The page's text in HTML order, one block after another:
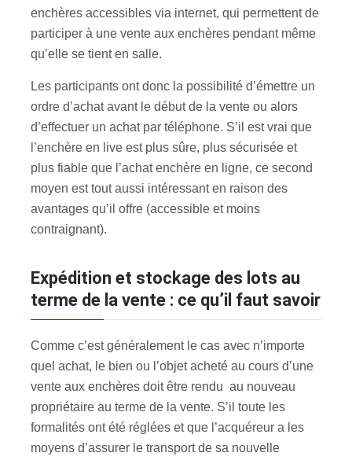
enchères accessibles via internet, qui permettent de
participer à une vente aux enchères pendant même
qu’elle se tient en salle.
Les participants ont donc la possibilité d’émettre un
ordre d’achat avant le début de la vente ou alors
d’effectuer un achat par téléphone. S’il est vrai que
l’enchère en live est plus sûre, plus sécurisée et
plus fiable que l’achat enchère en ligne, ce second
moyen est tout aussi intéressant en raison des
avantages qu’il offre (accessible et moins
contraignant).
Expédition et stockage des lots au
terme de la vente : ce qu’il faut savoir
Comme c’est généralement le cas avec n’importe
quel achat, le bien ou l’objet acheté au cours d’une
vente aux enchères doit être rendu au nouveau
propriétaire au terme de la vente. S’il toute les
formalités ont été réglées et que l’acquéreur a les
moyens d’assurer le transport de sa nouvelle